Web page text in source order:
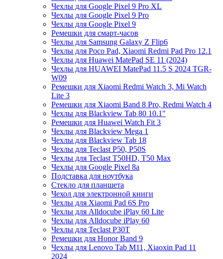
Чехлы для Google Pixel 9 Pro XL
Чехлы для Google Pixel 9 Pro
Чехлы для Google Pixel 9
Ремешки для смарт-часов
Чехлы для Samsung Galaxy Z Flip6
Чехлы для Poco Pad, Xiaomi Redmi Pad Pro 12.1
Чехлы для Huawei MatePad SE 11 (2024)
Чехлы для HUAWEI MatePad 11.5 S 2024 TGR-
W09
Ремешки для Xiaomi Redmi Watch 3, Mi Watch
Lite 3
Ремешки для Xiaomi Band 8 Pro, Redmi Watch 4
Чехлы для Blackview Tab 80 10.1"
Ремешки для Huawei Watch Fit 3
Чехлы для Blackview Mega 1
Чехлы для Blackview Tab 18
Чехлы для Teclast P50, P50S
Чехлы для Teclast T50HD, T50 Max
Чехлы для Google Pixel 8a
Подставка для ноутбука
Стекло для планшета
Чехол для электронной книги
Чехлы для Xiaomi Pad 6S Pro
Чехлы для Alldocube iPlay 60 Lite
Чехлы для Alldocube iPlay 60
Чехлы для Teclast P30T
Ремешки для Honor Band 9
Чехлы для Lenovo Tab M11, Xiaoxin Pad 11
2024